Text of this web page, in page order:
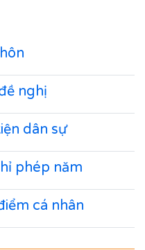
nghị
dân sự
phép năm
cá nhân